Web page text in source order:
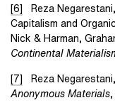
[6] Reza
Capitalism and
Nick & Harman,
Continental
[7] Reza Negarestani,
Anonymous Materials